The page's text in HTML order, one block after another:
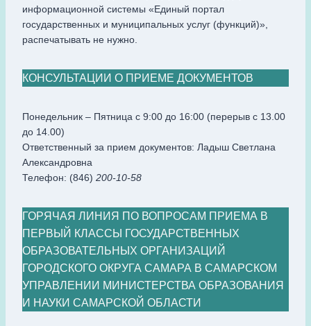
информационной системы «Единый портал
государственных и муниципальных услуг (функций)»,
распечатывать не нужно.
КОНСУЛЬТАЦИИ О ПРИЕМЕ ДОКУМЕНТОВ
Понедельник – Пятница с 9:00 до 16:00 (перерыв с 13.00
до 14.00)
Ответственный за прием документов: Ладыш Светлана
Александровна
Телефон: (846) 200-10-58
ГОРЯЧАЯ ЛИНИЯ ПО ВОПРОСАМ ПРИЕМА В
ПЕРВЫЙ КЛАССЫ ГОСУДАРСТВЕННЫХ
ОБРАЗОВАТЕЛЬНЫХ ОРГАНИЗАЦИЙ
ГОРОДСКОГО ОКРУГА САМАРА В САМАРСКОМ
УПРАВЛЕНИИ МИНИСТЕРСТВА ОБРАЗОВАНИЯ
И НАУКИ САМАРСКОЙ ОБЛАСТИ